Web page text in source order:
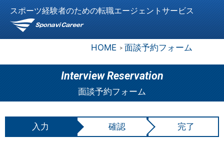
スポーツ経験者のための転職エージェントサービス
HOME 面談予約フォーム
Interview Reservation
面談予約フォーム
入力 確認 完了